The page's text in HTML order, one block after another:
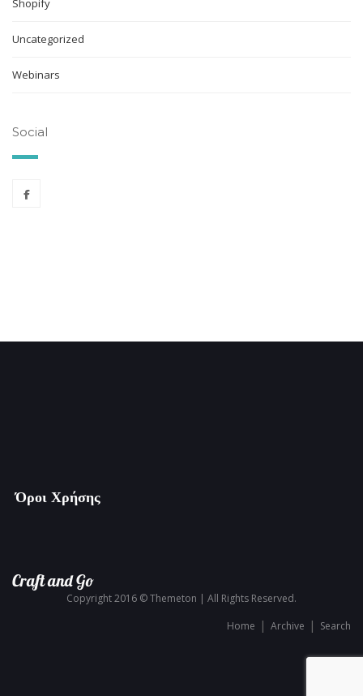
Shopify
Uncategorized
Webinars
Social
Όροι Χρήσης
Craft and Go
Copyright 2016 © Themeton | All Rights Reserved.
Home
Archive Search